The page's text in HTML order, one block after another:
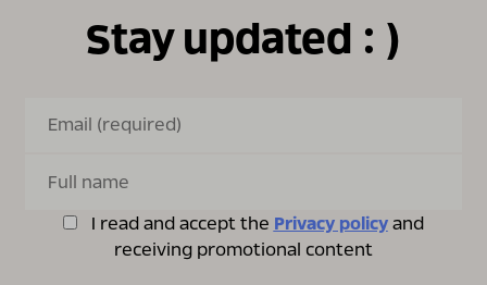
Stay updated : )
I read and accept the Privacy policyand
receiving promotional content